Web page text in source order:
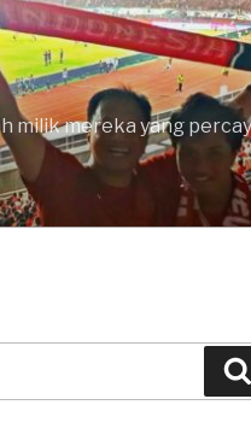
milik mereka yang